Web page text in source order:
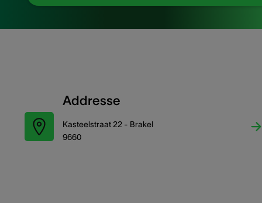
Addresse
Kasteelstraat 22 - Brakel
9660